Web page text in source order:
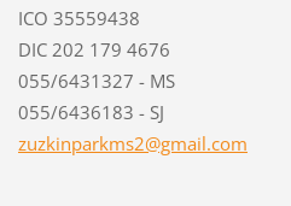
ICO 35559438
DIC 202 179 4676
055/6431327 - MS
055/6436183 - SJ
zuzkinparkms2@gmail.com